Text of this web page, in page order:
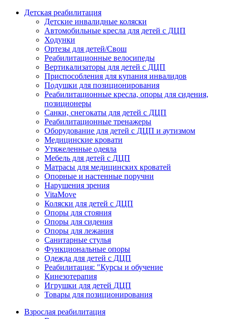
Детская реабилитация
Детские инвалидные коляски
Автомобильные кресла для детей с ДЦП
Ходунки
Ортезы для детей/Свош
Реабилитационные велосипеды
Вертикализаторы для детей с ДЦП
Приспособления для купания инвалидов
Подушки для позиционирования
Реабилитационные кресла, опоры для сидения,
позиционеры
Санки, снегокаты для детей с ДЦП
Реабилитационные тренажеры
Оборудование для детей с ДЦП и аутизмом
Медицинские кровати
Утяжеленные одеяла
Мебель для детей с ДЦП
Матрасы для медицинских кроватей
Опорные и настенные поручни
Нарушения зрения
VitaMove
Коляски для детей с ДЦП
Опоры для стояния
Опоры для сидения
Опоры для лежания
Санитарные стулья
Функциональные опоры
Одежда для детей с ДЦП
Реабилитация: "Курсы и обучение
Кинезотерапия
Игрушки для детей ДЦП
Товары для позиционирования
Взрослая реабилитация